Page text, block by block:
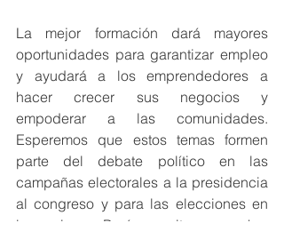
La mejor formación dará mayores
oportunidades para garantizar empleo
y ayudará a los emprendedores a
hacer crecer sus negocios y
empoderar a las comunidades.
Esperemos que estos temas formen
parte del debate político en las
campañas electorales a la presidencia
al congreso y para las elecciones en
las regiones. Perú necesita aprovechar